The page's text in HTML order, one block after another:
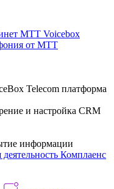
МТТ Voicebox
от МТТ
Telecom платформа
и настройка CRM
информации
Комплаенс